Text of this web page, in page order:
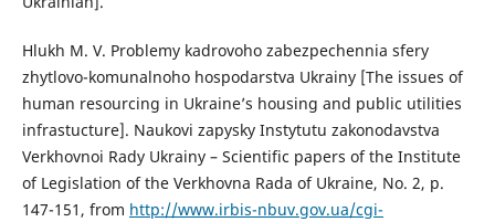
Hlukh M. V. Problemy kadrovoho zabezpechennia sfery
zhytlovo-komunalnoho hospodarstva Ukrainy [The issues of
human resourcing in Ukraine’s housing and public utilities
infrastucture]. Naukovi zapysky Instytutu zakonodavstva
Verkhovnoi Rady Ukrainy – Scientific papers of the Institute
of Legislation of the Verkhovna Rada of Ukraine, No. 2, p.
147-151, from http://www.irbis-nbuv.gov.ua/cgi-